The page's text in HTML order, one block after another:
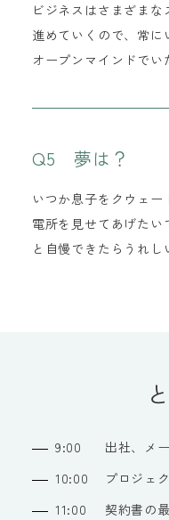
ビジネスはさまざま
進めていくので、常
オープンマインドでい
Q5 夢は？
いつか息子をクウェ
電所を見せてあげたい
と自慢できたらうれし
9:00
出社、メ
10:00
プロジェ
11:00
契約書の